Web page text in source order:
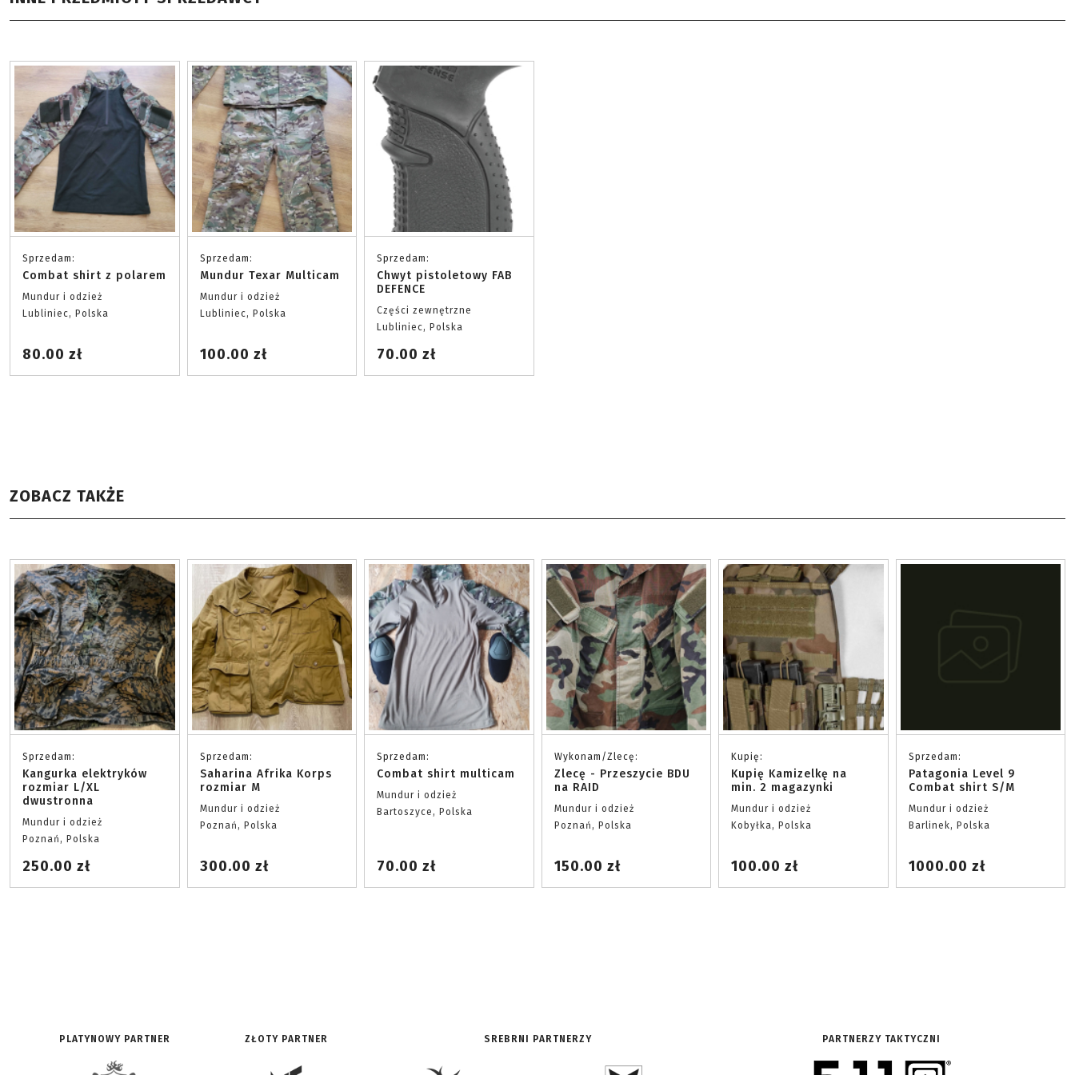
Sprzedam:
Combat shirt z polarem
Mundur i odzież
Lubliniec, Polska
80.00 zł
Sprzedam:
Mundur Texar Multicam
Mundur i odzież
Lubliniec, Polska
100.00 zł
Sprzedam:
Chwyt pistoletowy FAB
DEFENCE
Części zewnętrzne
Lubliniec, Polska
70.00 zł
ZOBACZ TAKŻE
Sprzedam:
Kangurka elektryków
rozmiar L/XL
dwustronna
Mundur i odzież
Poznań, Polska
250.00 zł
Sprzedam:
Saharina Afrika Korps
rozmiar M
Mundur i odzież
Poznań, Polska
300.00 zł
Sprzedam:
Combat shirt multicam
Mundur i odzież
Bartoszyce, Polska
70.00 zł
Wykonam/Zlecę:
Zlecę - Przeszycie BDU
na RAID
Mundur i odzież
Poznań, Polska
150.00 zł
Kupię:
Kupię Kamizelkę na
min. 2 magazynki
Mundur i odzież
Kobyłka, Polska
100.00 zł
Sprzedam:
Patagonia Level 9
Combat shirt S/M
Mundur i odzież
Barlinek, Polska
1000.00 zł
PLATYNOWY PARTNER ZŁOTY PARTNER SREBRNI PARTNERZY PARTNERZY TAKTYCZNI